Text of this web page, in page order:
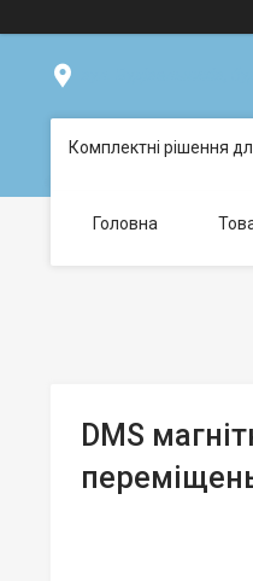
Комплектні рішення
Головна
DMS